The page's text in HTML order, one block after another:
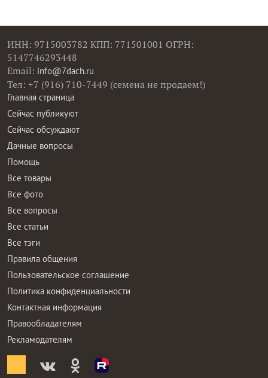
ИНН: 9715003782 КПП: 771501001 ОГРН:
5147746293448
Email: info@7dach.ru
Тел: +7 (916) 710-7449 (семена не продаем!)
Главная страница
Сейчас публикуют
Сейчас обсуждают
Дачные вопросы
Помощь
Все товары
Все фото
Все вопросы
Все статьи
Все тэги
Правила общения
Пользовательское соглашение
Политика конфиденциальности
Контактная информация
Правообладателям
Рекламодателям